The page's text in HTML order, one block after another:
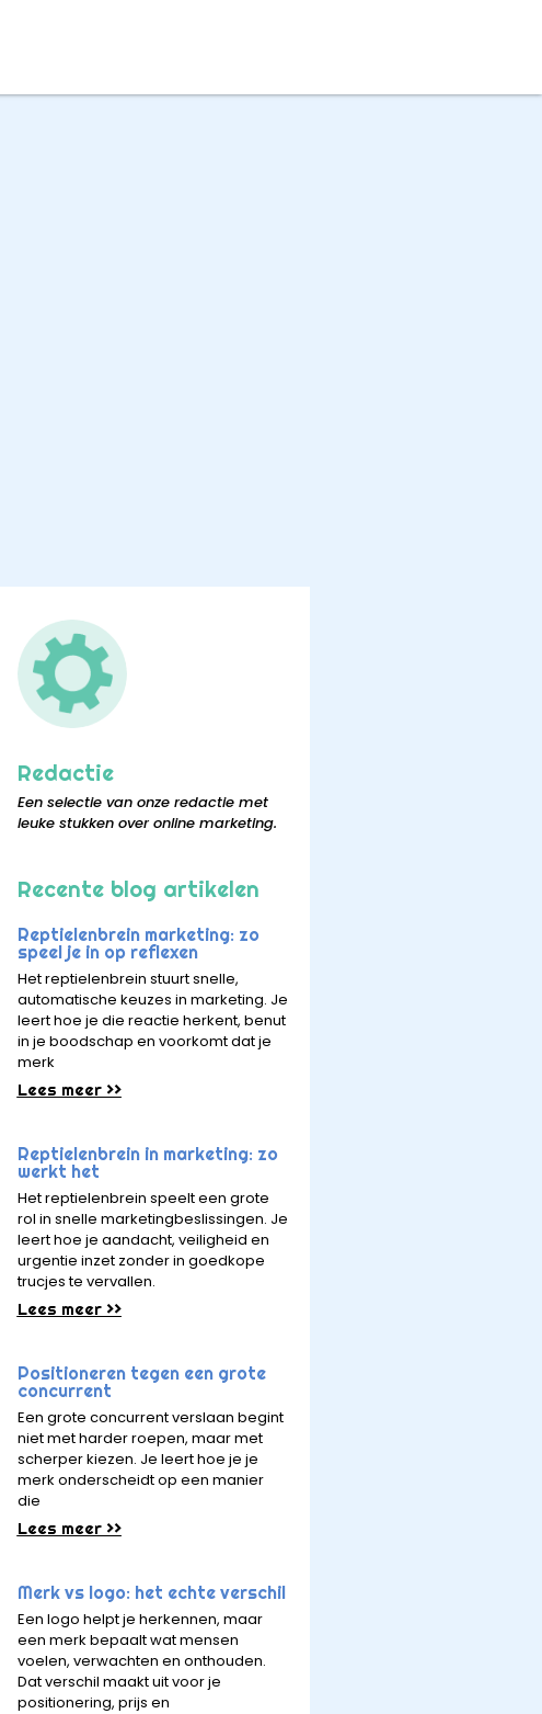
Redactie
Een selectie van onze redactie met
leuke stukken over online marketing.
Recente blog artikelen
Reptielenbrein marketing: zo
speel je in op reflexen
Het reptielenbrein stuurt snelle,
automatische keuzes in marketing. Je
leert hoe je die reactie herkent, benut
in je boodschap en voorkomt dat je
merk
Lees meer >>
Reptielenbrein in marketing: zo
werkt het
Het reptielenbrein speelt een grote
rol in snelle marketingbeslissingen. Je
leert hoe je aandacht, veiligheid en
urgentie inzet zonder in goedkope
trucjes te vervallen.
Lees meer >>
Positioneren tegen een grote
concurrent
Een grote concurrent verslaan begint
niet met harder roepen, maar met
scherper kiezen. Je leert hoe je je
merk onderscheidt op een manier
die
Lees meer >>
Merk vs logo: het echte verschil
Een logo helpt je herkennen, maar
een merk bepaalt wat mensen
voelen, verwachten en onthouden.
Dat verschil maakt uit voor je
positionering, prijs en